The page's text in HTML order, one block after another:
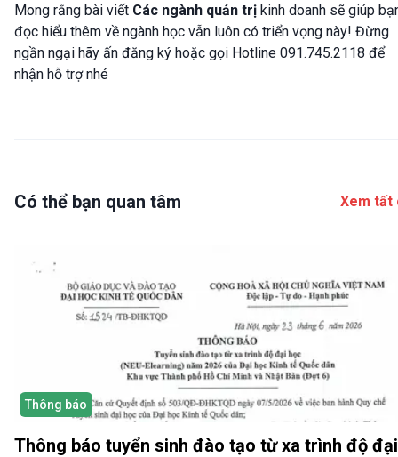
Mong rằng bài viết Các ngành quản trị kinh doanh sẽ giúp
đọc hiểu thêm về ngành học vẫn luôn có triển vọng này! Đừng
ngần ngại hãy ấn đăng ký hoặc gọi Hotline 091.745.2118 để
nhận hỗ trợ nhé
Có thể bạn quan tâm Xem tất
Thông báo
Thông báo tuyển sinh đào tạo từ xa trình độ đại